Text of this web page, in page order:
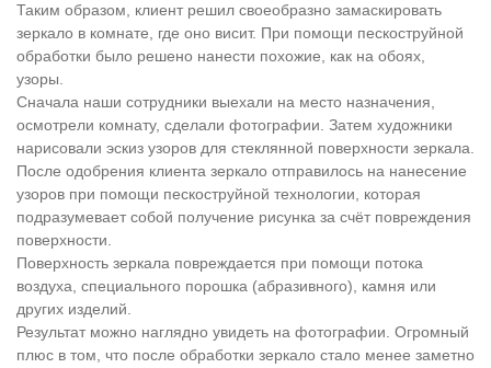
Таким образом, клиент решил своеобразно замаскировать
зеркало в комнате, где оно висит. При помощи пескоструйной
обработки было решено нанести похожие, как на обоях,
узоры.
Сначала наши сотрудники выехали на место назначения,
осмотрели комнату, сделали фотографии. Затем художники
нарисовали эскиз узоров для стеклянной поверхности зеркала.
После одобрения клиента зеркало отправилось на нанесение
узоров при помощи пескоструйной технологии, которая
подразумевает собой получение рисунка за счёт повреждения
поверхности.
Поверхность зеркала повреждается при помощи потока
воздуха, специального порошка (абразивного), камня или
других изделий.
Результат можно наглядно увидеть на фотографии. Огромный
плюс в том, что после обработки зеркало стало менее заметно